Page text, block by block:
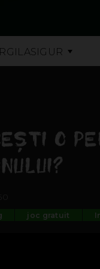
O
joc gratuit